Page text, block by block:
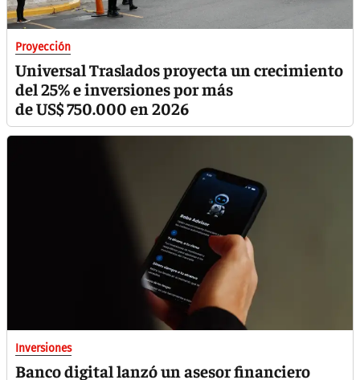
Proyección
Universal Traslados proyecta un crecimiento
del 25% e inversiones por más
de US$ 750.000 en 2026
Inversiones
Banco digital lanzó un asesor financiero